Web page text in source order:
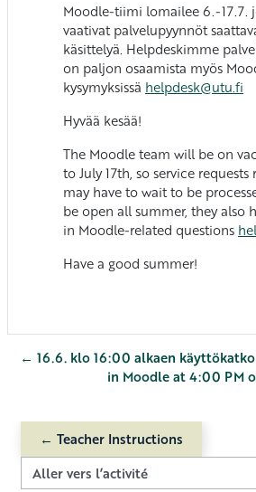
Moodle-tiimi lomailee 6.-17.7.
vaativat palvelupyynnöt
käsittelyä. Helpdeskimme
on paljon osaamista myös
kysymyksissä helpdesk@utu.fi
Hyvää kesää!
The Moodle team will be on
to July 17th, so service
may have to wait to be
be open all summer, they also
in Moodle-related questions
Have a good summer!
← 16.6. klo 16:00 alkaen
in Moodle at 4:00 PM
← Teacher Instructions
Aller vers l’activité